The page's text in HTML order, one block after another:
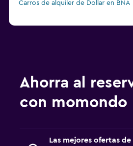
Carros de alquiler de Dollar en BNA
Ahorra al
con momondo
Las mejores ofertas